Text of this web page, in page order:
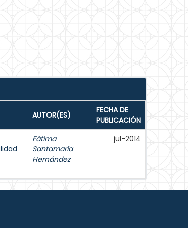
AUTOR(ES)
FECHA DE
PUBLICACIÓN
Fátima
Santamaría
Hernández
jul-2014